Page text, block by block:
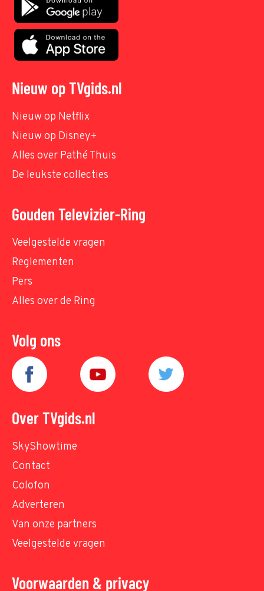
Nieuw op TVgids.nl
Nieuw op Netflix
Nieuw op Disney+
Alles over Pathé Thuis
De leukste collecties
Gouden Televizier-Ring
Veelgestelde vragen
Reglementen
Pers
Alles over de Ring
Volg ons
Over TVgids.nl
SkyShowtime
Contact
Colofon
Adverteren
Van onze partners
Veelgestelde vragen
Voorwaarden & privacy